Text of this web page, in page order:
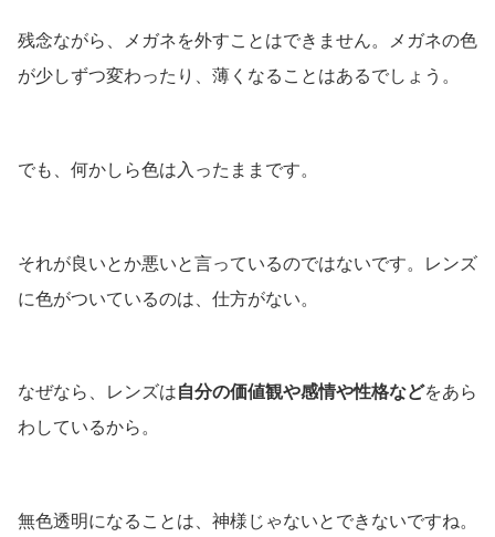
残念ながら、メガネを外すことはできません。メガネの色
が少しずつ変わったり、薄くなることはあるでしょう。
でも、何かしら色は入ったままです。
それが良いとか悪いと言っているのではないです。レンズ
に色がついているのは、仕方がない。
なぜなら、レンズは自分の価値観や感情や性格などをあら
わしているから。
無色透明になることは、神様じゃないとできないですね。